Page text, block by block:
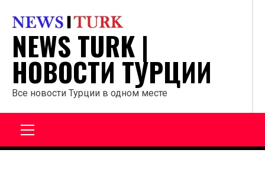
содержанию
NEWS TURK |
НОВОСТИ ТУРЦИИ
Все новости Турции в одном месте